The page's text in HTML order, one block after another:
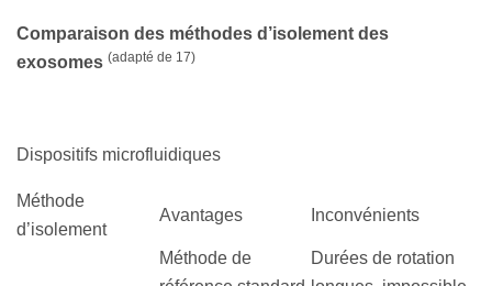
Comparaison des méthodes d’isolement des
exosomes (adapté de 17)
Dispositifs microfluidiques
Méthode
d’isolement
Avantages Inconvénients
Méthode de
Durées de rotation